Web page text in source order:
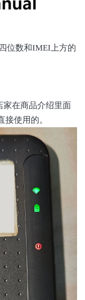
位数和IMEI上方的
家在商品介绍里面
使用的。